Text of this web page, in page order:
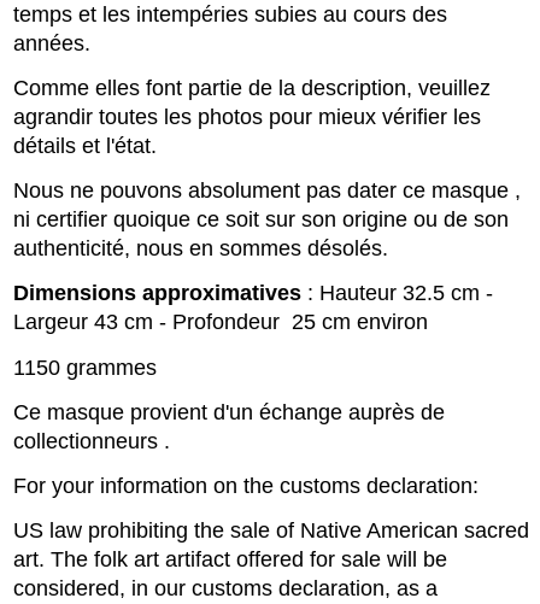
temps et les intempéries subies au cours des
années.
Comme elles font partie de la description, veuillez
agrandir toutes les photos pour mieux vérifier les
détails et l'état.
Nous ne pouvons absolument pas dater ce masque ,
ni certifier quoique ce soit sur son origine ou de son
authenticité, nous en sommes désolés.
Dimensions approximatives : Hauteur 32.5 cm -
Largeur 43 cm - Profondeur 25 cm environ
1150 grammes
Ce masque provient d'un échange auprès de
collectionneurs .
For your information on the customs declaration:
US law prohibiting the sale of Native American sacred
art. The folk art artifact offered for sale will be
considered, in our customs declaration, as a